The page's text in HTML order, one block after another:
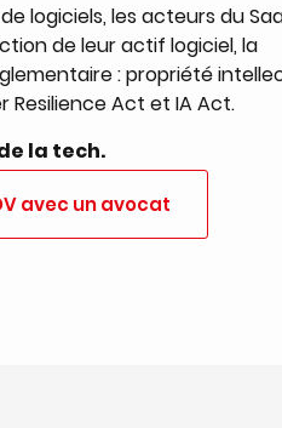
logiciels, les acteurs du
de leur actif logiciel, la
: propriété
Resilience Act et IA Act.
la tech.
avec un avocat